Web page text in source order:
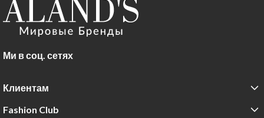
Ми в соц. сетях
Клиентам
Fashion Club